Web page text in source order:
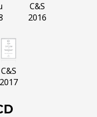
C&S
2016
C&S
2017